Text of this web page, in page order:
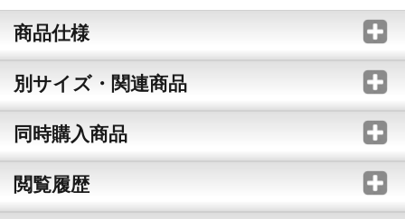
商品仕様
別サイズ・関連商品
同時購入商品
閲覧履歴